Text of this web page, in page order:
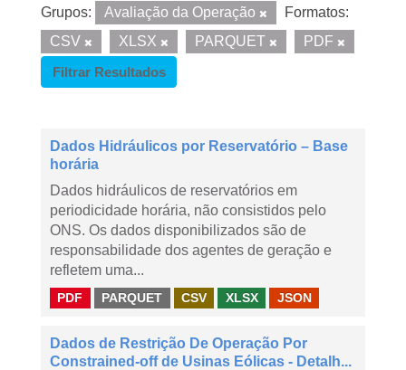
Grupos: Avaliação da Operação
Formatos:
CSV
XLSX PARQUET
PDF
Filtrar Resultados
Dados Hidráulicos por Reservatório – Base
horária
Dados hidráulicos de reservatórios em
periodicidade horária, não consistidos pelo
ONS. Os dados disponibilizados são de
responsabilidade dos agentes de geração e
refletem uma...
PDF PARQUET CSV XLSX JSON
Dados de Restrição De Operação Por
Constrained-off de Usinas Eólicas - Detalh...